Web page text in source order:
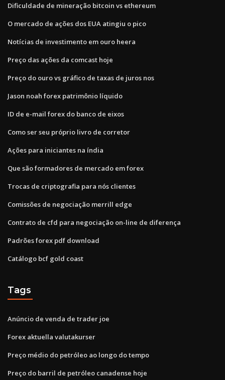
Dificuldade de mineração bitcoin vs ethereum
O mercado de ações dos EUA atingiu o pico
Notícias de investimento em ouro heera
Preço das ações da comcast hoje
Preço do ouro vs gráfico de taxas de juros nos
Jason noah forex patrimônio líquido
ID de e-mail forex do banco de eixos
Como ser seu próprio livro de corretor
Ações para iniciantes na índia
Que são formadores de mercado em forex
Trocas de criptografia para nós clientes
Comissões de negociação merrill edge
Contrato de cfd para negociação on-line de diferença
Padrões forex pdf download
Catálogo bcf gold coast
Tags
Anúncio de venda de trader joe
Forex aktuella valutakurser
Preço médio do petróleo ao longo do tempo
Preço do barril de petróleo canadense hoje